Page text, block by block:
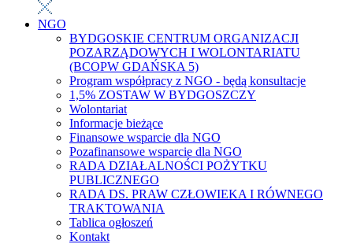
NGO
BYDGOSKIE CENTRUM ORGANIZACJI
POZARZĄDOWYCH I WOLONTARIATU
(BCOPW GDAŃSKA 5)
Program współpracy z NGO - będą konsultacje
1,5% ZOSTAW W BYDGOSZCZY
Wolontariat
Informacje bieżące
Finansowe wsparcie dla NGO
Pozafinansowe wsparcie dla NGO
RADA DZIAŁALNOŚCI POŻYTKU
PUBLICZNEGO
RADA DS. PRAW CZŁOWIEKA I RÓWNEGO
TRAKTOWANIA
Tablica ogłoszeń
Kontakt